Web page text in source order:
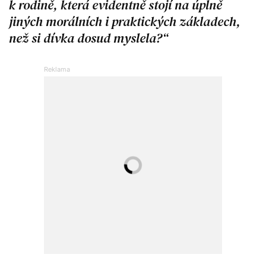
k rodině, která evidentně stojí na úplně
jiných morálních i praktických základech,
než si dívka dosud myslela?